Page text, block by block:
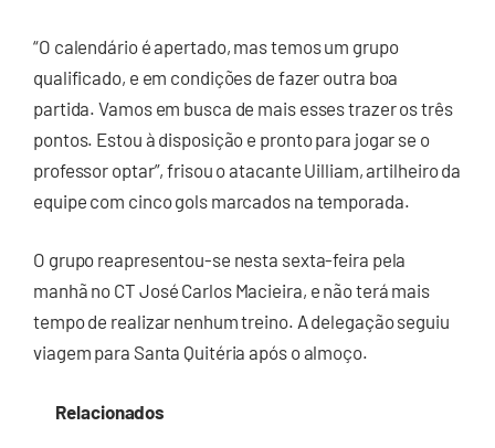
“O calendário é apertado, mas temos um grupo
qualificado, e em condições de fazer outra boa
partida. Vamos em busca de mais esses trazer os três
pontos. Estou à disposição e pronto para jogar se o
professor optar”, frisou o atacante Uilliam, artilheiro da
equipe com cinco gols marcados na temporada.
O grupo reapresentou-se nesta sexta-feira pela
manhã no CT José Carlos Macieira, e não terá mais
tempo de realizar nenhum treino. A delegação seguiu
viagem para Santa Quitéria após o almoço.
Relacionados